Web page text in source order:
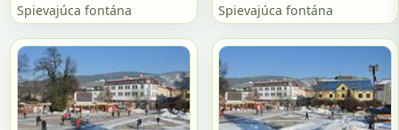
Spievajúca fontána Spievajúca fontána